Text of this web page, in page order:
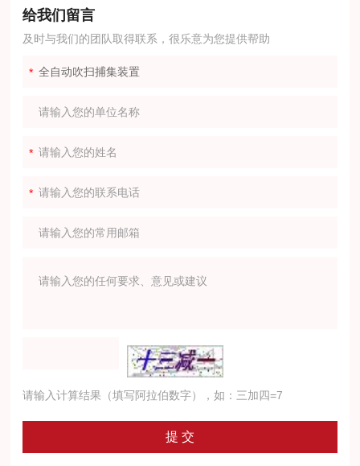
给我们留言
及时与我们的团队取得联系，很乐意为您提供帮助
请输入计算结果（填写阿拉伯数字），如：三加四=7